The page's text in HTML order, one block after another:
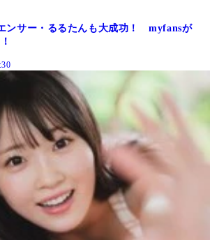
ンサー・るるたんも大成功！ myfansが